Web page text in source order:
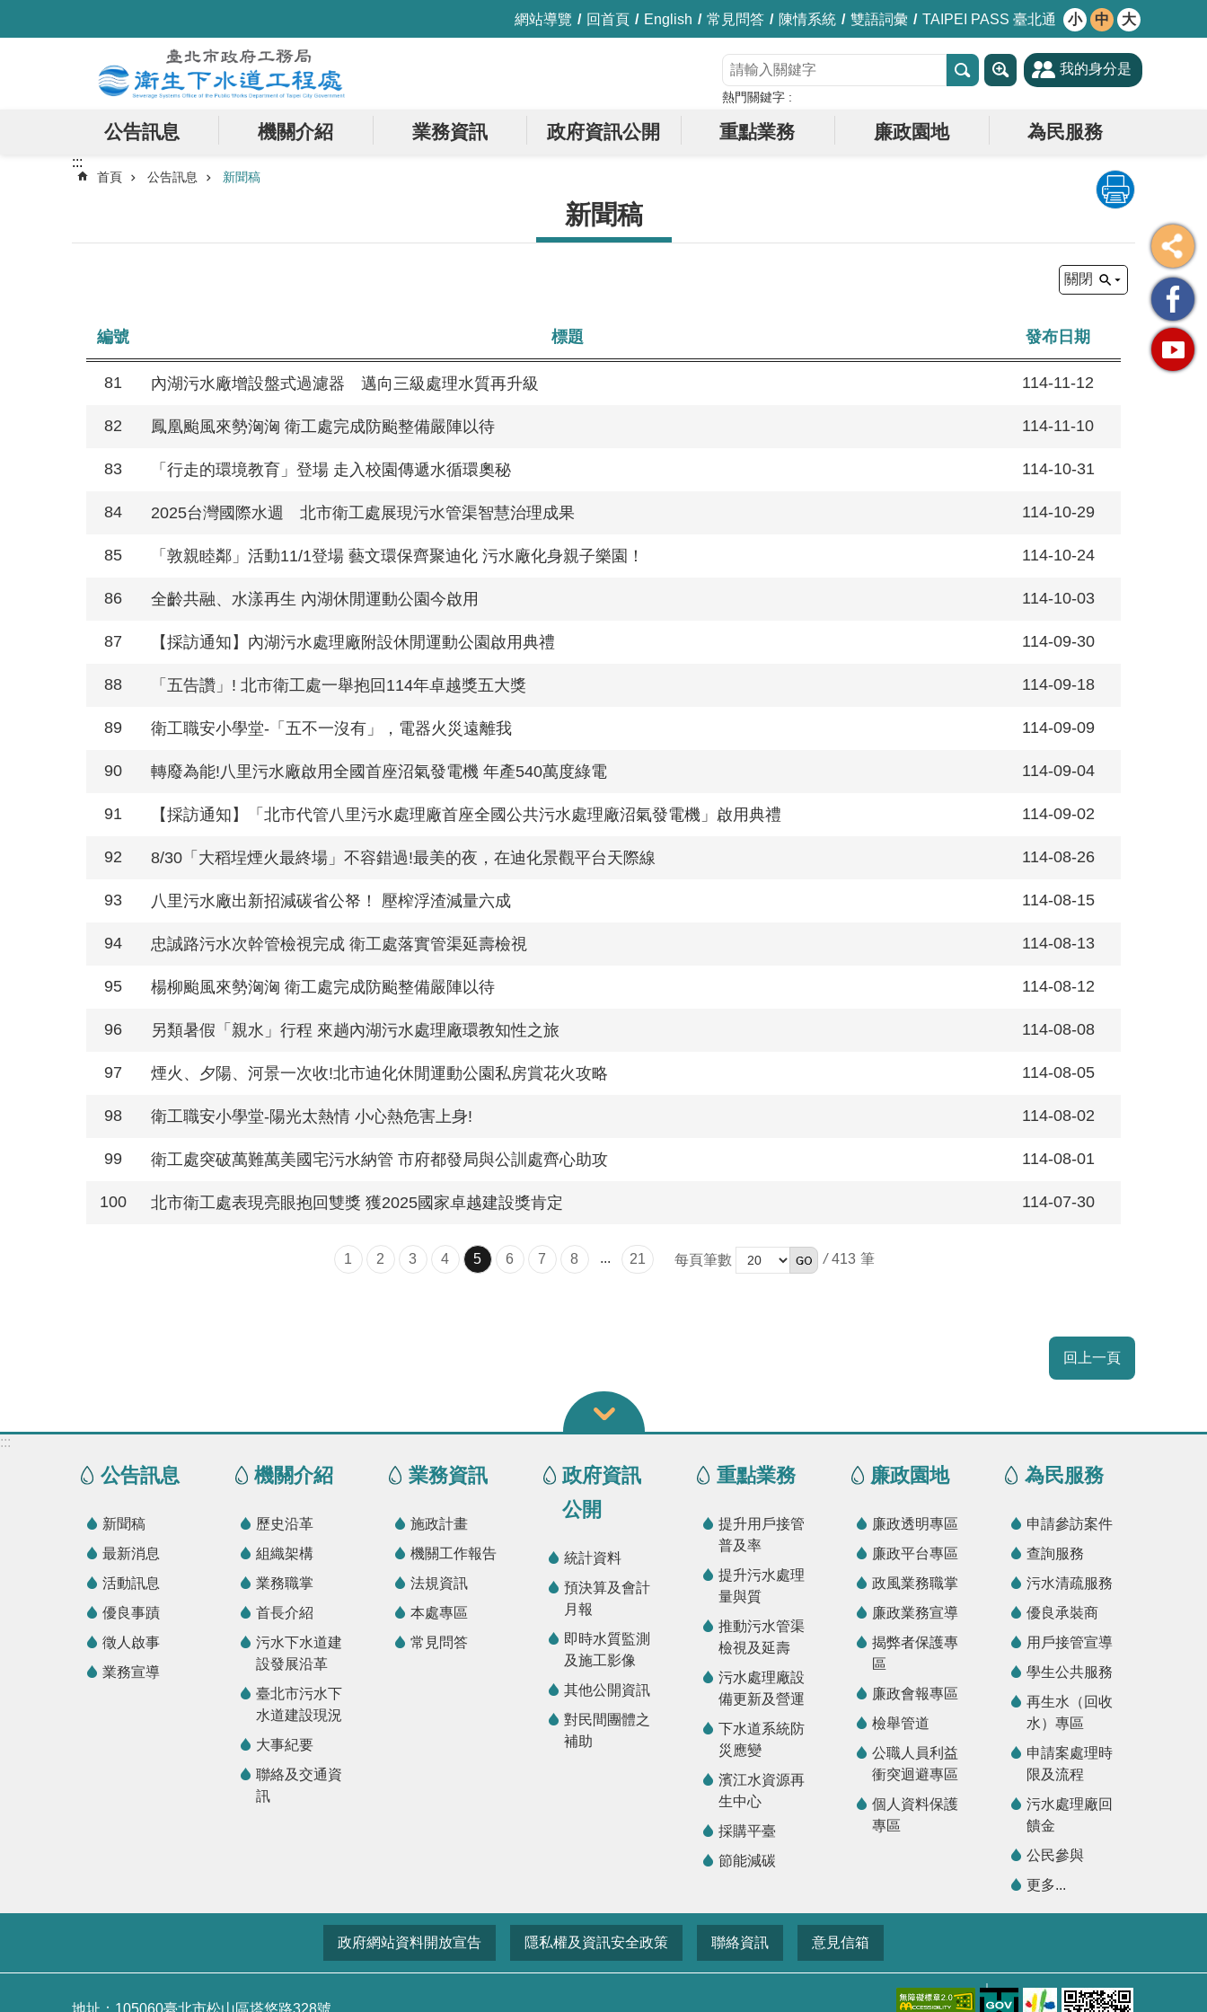
網站導覽 回首頁 English 常見問答 陳情系統 雙語詞彙 TAIPEI PASS 臺北通 小 中 大
熱門關鍵字
我的身分是
公告訊息 機關介紹 業務資訊 政府資訊公開 重點業務 廉政園地 為民服務
:::
首頁 公告訊息 新聞稿
新聞稿
關閉
編號 標題 發布日期
81 內湖污水廠增設盤式過濾器 邁向三級處理水質再升級 114-11-12
82 鳳凰颱風來勢洶洶 衛工處完成防颱整備嚴陣以待 114-11-10
83 「行走的環境教育」登場 走入校園傳遞水循環奧秘 114-10-31
84 2025台灣國際水週 北市衛工處展現污水管渠智慧治理成果 114-10-29
85 「敦親睦鄰」活動11/1登場 藝文環保齊聚迪化 污水廠化身親子樂園！ 114-10-24
86 全齡共融、水漾再生 內湖休閒運動公園今啟用 114-10-03
87 【採訪通知】內湖污水處理廠附設休閒運動公園啟用典禮 114-09-30
88 「五告讚」! 北市衛工處一舉抱回114年卓越獎五大獎 114-09-18
89 衛工職安小學堂-「五不一沒有」，電器火災遠離我 114-09-09
90 轉廢為能!八里污水廠啟用全國首座沼氣發電機 年產540萬度綠電 114-09-04
91 【採訪通知】「北市代管八里污水處理廠首座全國公共污水處理廠沼氣發電機」啟用典禮 114-09-02
92 8/30「大稻埕煙火最終場」不容錯過!最美的夜，在迪化景觀平台天際線 114-08-26
93 八里污水廠出新招減碳省公帑！ 壓榨浮渣減量六成 114-08-15
94 忠誠路污水次幹管檢視完成 衛工處落實管渠延壽檢視 114-08-13
95 楊柳颱風來勢洶洶 衛工處完成防颱整備嚴陣以待 114-08-12
96 另類暑假「親水」行程 來趟內湖污水處理廠環教知性之旅 114-08-08
97 煙火、夕陽、河景一次收!北市迪化休閒運動公園私房賞花火攻略 114-08-05
98 衛工職安小學堂-陽光太熱情 小心熱危害上身! 114-08-02
99 衛工處突破萬難萬美國宅污水納管 市府都發局與公訓處齊心助攻 114-08-01
100 北市衛工處表現亮眼抱回雙獎 獲2025國家卓越建設獎肯定 114-07-30
1 2 3 4 5 6 7 8 ... 21 每頁筆數 / 413
回上一頁
:::
公告訊息
新聞稿
最新消息
活動訊息
優良事蹟
徵人啟事
業務宣導
機關介紹
歷史沿革
組織架構
業務職掌
首長介紹
污水下水道建
設發展沿革
臺北市污水下
水道建設現況
大事紀要
聯絡及交通資
訊
業務資訊
施政計畫
機關工作報告
法規資訊
本處專區
常見問答
政府資訊
公開
統計資料
預決算及會計
月報
即時水質監測
及施工影像
其他公開資訊
對民間團體之
補助
重點業務
提升用戶接管
普及率
提升污水處理
量與質
推動污水管渠
檢視及延壽
污水處理廠設
備更新及營運
下水道系統防
災應變
濱江水資源再
生中心
採購平臺
節能減碳
廉政園地
廉政透明專區
廉政平台專區
政風業務職掌
廉政業務宣導
揭弊者保護專
區
廉政會報專區
檢舉管道
公職人員利益
衝突迴避專區
個人資料保護
專區
為民服務
申請參訪案件
查詢服務
污水清疏服務
優良承裝商
用戶接管宣導
學生公共服務
再生水（回收
水）專區
申請案處理時
限及流程
污水處理廠回
饋金
公民參與
更多...
政府網站資料開放宣告 隱私權及資訊安全政策 聯絡資訊 意見信箱
地址：105060臺北市松山區塔悠路328號